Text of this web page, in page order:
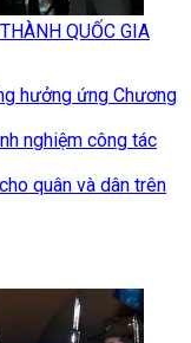
QUỐC GIA
hưởng ứng Chương
nghiệm công tác
quân và dân trên